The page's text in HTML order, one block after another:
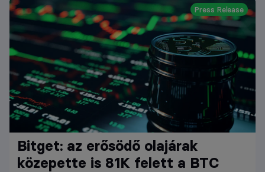
Press Release
Bitget: az erősödő olajárak
közepette is 81K felett a BTC